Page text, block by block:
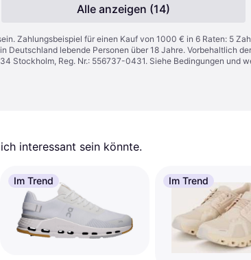
Alle anzeigen (14)
Zahlungsbeispiel für einen Kauf von 1000 € in 6 Raten: 5
Deutschland lebende Personen über 18 Jahre. Vorbehaltlich
Stockholm, Reg. Nr.: 556737-0431. Siehe Bedingungen und
interessant sein könnte.
Im Trend Im Trend